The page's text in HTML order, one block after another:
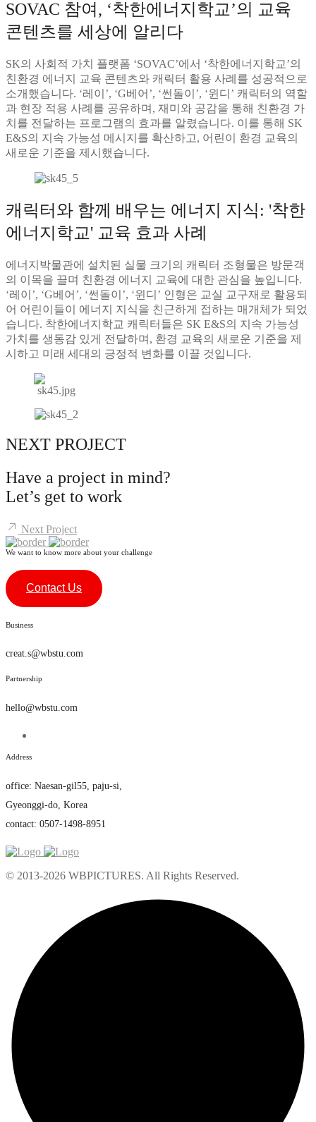
SOVAC 참여, ‘착한에너지학교’의 교육
콘텐츠를 세상에 알리다
SK의 사회적 가치 플랫폼 ‘SOVAC’에서 ‘착한에너지학교’의
친환경 에너지 교육 콘텐츠와 캐릭터 활용 사례를 성공적으로
소개했습니다. ‘레이’, ‘G베어’, ‘썬돌이’, ‘윈디’ 캐릭터의 역할
과 현장 적용 사례를 공유하며, 재미와 공감을 통해 친환경 가
치를 전달하는 프로그램의 효과를 알렸습니다. 이를 통해 SK
E&S의 지속 가능성 메시지를 확산하고, 어린이 환경 교육의
새로운 기준을 제시했습니다.
캐릭터와 함께 배우는 에너지 지식: '착한
에너지학교' 교육 효과 사례
에너지박물관에 설치된 실물 크기의 캐릭터 조형물은 방문객
의 이목을 끌며 친환경 에너지 교육에 대한 관심을 높입니다.
‘레이’, ‘G베어’, ‘썬돌이’, ‘윈디’ 인형은 교실 교구재로 활용되
어 어린이들이 에너지 지식을 친근하게 접하는 매개체가 되었
습니다. 착한에너지학교 캐릭터들은 SK E&S의 지속 가능성
가치를 생동감 있게 전달하며, 환경 교육의 새로운 기준을 제
시하고 미래 세대의 긍정적 변화를 이끌 것입니다.
NEXT PROJECT
Have a project in mind?
Let’s get to work
Next Project
We want to know more about your challenge
Contact Us
Business
creat.s@wbstu.com
Partnership
hello@wbstu.com
Address
office: Naesan-gil55, paju-si,
Gyeonggi-do, Korea
contact: 0507-1498-8951
© 2013-2026 WBPICTURES. All Rights Reserved.